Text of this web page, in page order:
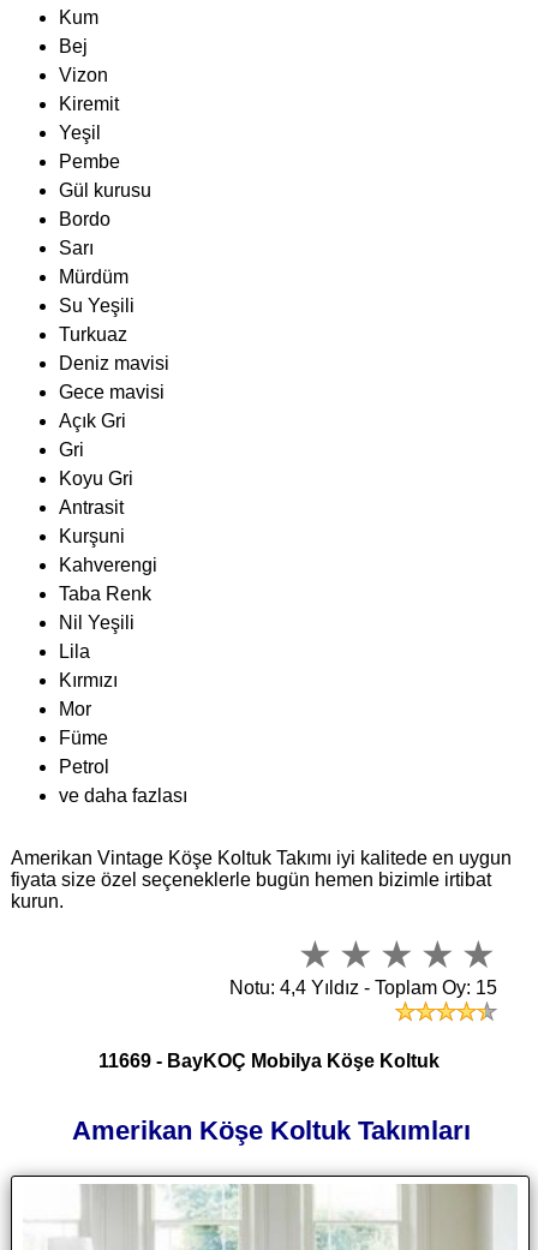
Kum
Bej
Vizon
Kiremit
Yeşil
Pembe
Gül kurusu
Bordo
Sarı
Mürdüm
Su Yeşili
Turkuaz
Deniz mavisi
Gece mavisi
Açık Gri
Gri
Koyu Gri
Antrasit
Kurşuni
Kahverengi
Taba Renk
Nil Yeşili
Lila
Kırmızı
Mor
Füme
Petrol
ve daha fazlası
Amerikan Vintage Köşe Koltuk Takımı iyi kalitede en uygun
fiyata size özel seçeneklerle bugün hemen bizimle irtibat
kurun.
Notu: 4,4 Yıldız - Toplam Oy: 15
11669 - BayKOÇ Mobilya Köşe Koltuk
Amerikan Köşe Koltuk Takımları